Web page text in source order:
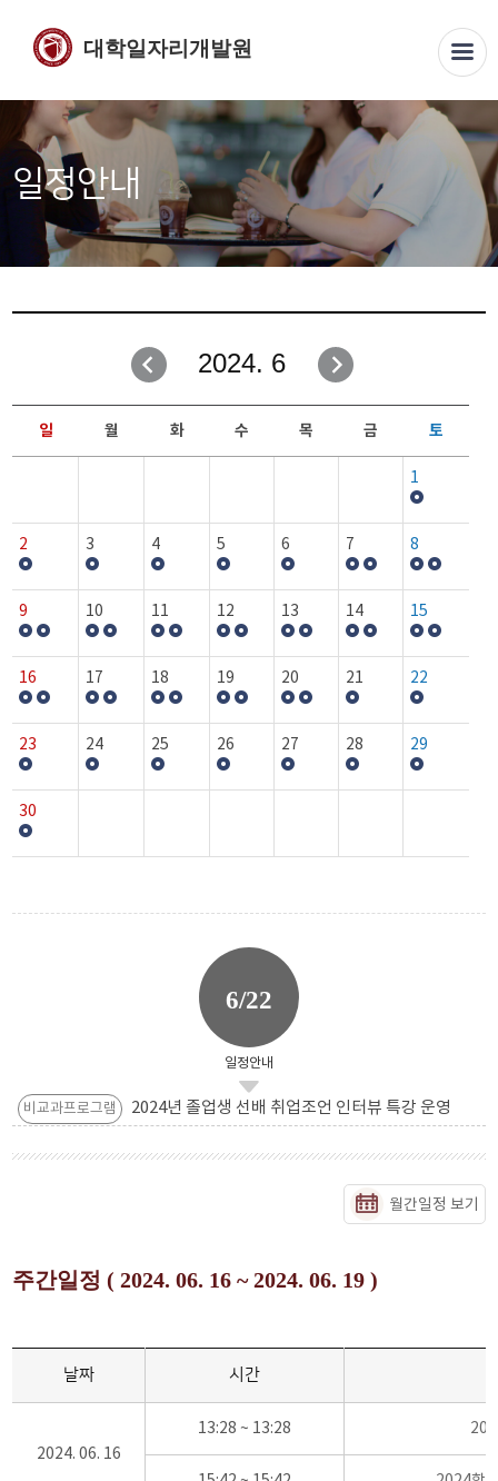
대학일자리개발원
일정안내
2024. 6
일 월 화 수 목 금 토
1
2 3 4 5 6 7 8
9 10 11 12 13 14 15
16 17 18 19 20 21 22
23 24 25 26 27 28 29
30
6/22
일정안내
비교과프로그램 2024년 졸업생 선배 취업조언 인터뷰 특강 운영
월간일정 보기
주간일정 ( 2024. 06. 16 ~ 2024. 06. 19 )
날짜 시간
2024. 06. 16
13:28 ~ 13:28